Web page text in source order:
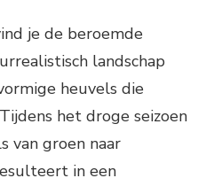
je de beroemde
landschap
heuvels die
het droge seizoen
van groen naar
in een